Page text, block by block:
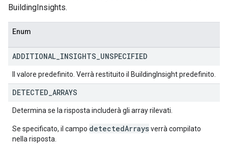
BuildingInsights.
Enum
ADDITIONAL INSIGHTS UNSPECIFIED
Il valore predefinito. Verrà restituito il BuildingInsight predefinito.
DETECTED ARRAYS
Determina se la risposta includerà gli array rilevati.
Se specificato, il campo detectedArraysverrà compilato
nella risposta.